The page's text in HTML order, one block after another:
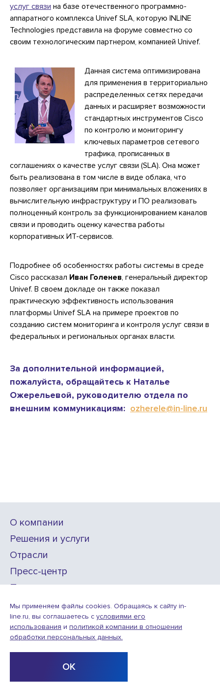
услуг связи на базе отечественного программно-
аппаратного комплекса Univef SLA, которую INLINE
Technologies представила на форуме совместно со
своим технологическим партнером, компанией Univef.
Данная система оптимизирована
для применения в территориально
распределенных сетях передачи
данных и расширяет возможности
стандартных инструментов Cisco
по контролю и мониторингу
ключевых параметров сетевого
трафика, прописанных в
соглашениях о качестве услуг связи (SLA). Она может
быть реализована в том числе в виде облака, что
позволяет организациям при минимальных вложениях в
вычислительную инфраструктуру и ПО реализовать
полноценный контроль за функционированием каналов
связи и проводить оценку качества работы
корпоративных ИТ-сервисов.
Подробнее об особенностях работы системы в среде
Cisco рассказал Иван Голенев, генеральный директор
Univef. В своем докладе он также показал
практическую эффективность использования
платформы Univef SLA на примере проектов по
созданию систем мониторинга и контроля услуг связи в
федеральных и региональных органах власти.
За дополнительной информацией,
пожалуйста, обращайтесь к Наталье
Ожерельевой, руководителю отдела по
внешним коммуникациям: ozherele@in-line.ru
О компании
Решения и услуги
Отрасли
Пресс-центр
Проекты
Карьера
Условия использования веб-сайта
Мы применяем файлы cookies. Обращаясь к сайту in-
line.ru, вы соглашаетесь с условиями его
использования и политикой компании в отношении
обработки персональных данных.
ОК